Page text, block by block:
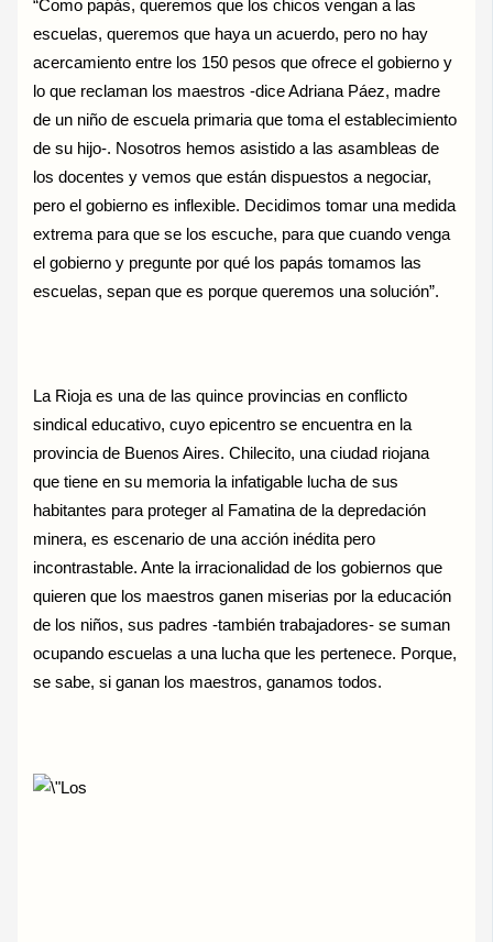
“Como papás, queremos que los chicos vengan a las
escuelas, queremos que haya un acuerdo, pero no hay
acercamiento entre los 150 pesos que ofrece el gobierno y
lo que reclaman los maestros -dice Adriana Páez, madre
de un niño de escuela primaria que toma el establecimiento
de su hijo-. Nosotros hemos asistido a las asambleas de
los docentes y vemos que están dispuestos a negociar,
pero el gobierno es inflexible. Decidimos tomar una medida
extrema para que se los escuche, para que cuando venga
el gobierno y pregunte por qué los papás tomamos las
escuelas, sepan que es porque queremos una solución”.
La Rioja es una de las quince provincias en conflicto
sindical educativo, cuyo epicentro se encuentra en la
provincia de Buenos Aires. Chilecito, una ciudad riojana
que tiene en su memoria la infatigable lucha de sus
habitantes para proteger al Famatina de la depredación
minera, es escenario de una acción inédita pero
incontrastable. Ante la irracionalidad de los gobiernos que
quieren que los maestros ganen miserias por la educación
de los niños, sus padres -también trabajadores- se suman
ocupando escuelas a una lucha que les pertenece. Porque,
se sabe, si ganan los maestros, ganamos todos.